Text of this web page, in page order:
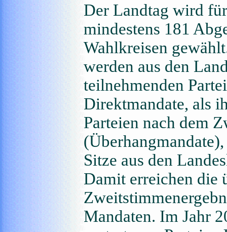
Der Landtag wird
mindestens 181
Wahlkreisen
werden aus den
teilnehmenden
Direktmandate, als
Parteien nach dem
Sitze aus den
Damit erreichen die
Mandaten. Im Jahr